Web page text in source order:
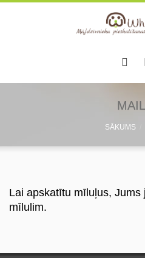
SĀKUMS
Lai apskatītu mīluļus, Jums
mīlulim.